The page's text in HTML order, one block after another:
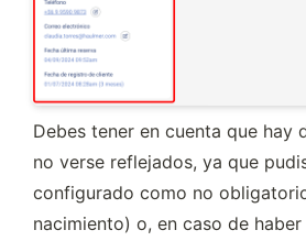
Debes tener en cuenta que hay
no verse reflejados, ya que
configurado como no
nacimiento) o, en caso de